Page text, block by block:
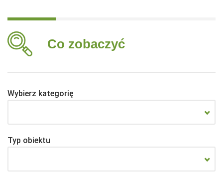
Co zobaczyć
Wybierz kategorię
Typ obiektu